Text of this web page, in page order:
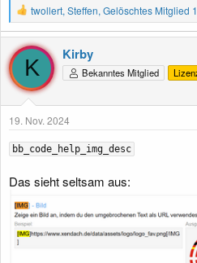
R
e
a
k
t
i
o
n
n
:
twollert, Steffen, Gelöschtes Mitglied
K
Kirby
Bekanntes Mitglied
19. Nov. 2024
bb_code_help_img_desc
Das sieht seltsam aus: